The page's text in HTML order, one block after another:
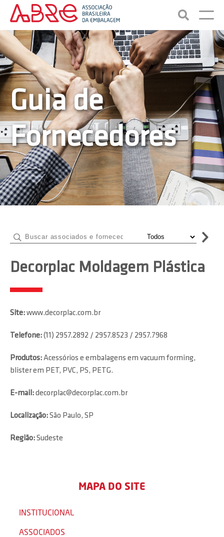
Guia de
Fornecedores
Decorplac Moldagem Plástica
Site:www.decorplac.com.br
Telefone:(11) 2957.2892 / 2957.8523 / 2957.7968
Produtos:Acessórios e embalagens em vacuum forming,
blister em PET, PVC, PS, PETG.
E-mail:decorplac@decorplac.com.br
Localização:São Paulo, SP
Região:Sudeste
MAPA DO SITE
INSTITUCIONAL
ASSOCIADOS